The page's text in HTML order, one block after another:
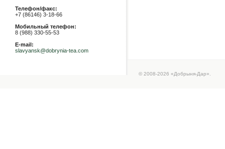
Телефон/факс:
+7 (86146) 3-18-66
Мобильный телефон:
8 (988) 330-55-53
E-mail:
slavyansk@dobrynia-tea.com
© 2008-2026 «Добрыня-Дар».